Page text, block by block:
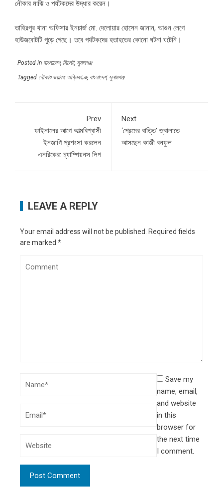
নৌকার মাঝি ও পর্যটকদের উদ্ধার করেন।
তাহিরপুর থানা অফিসার ইনচার্জ মো. দেলোয়ার হোসেন জানান, আগুন লেগে
হাউজবোটটি পুড়ে গেছে। তবে পর্যটকদের হতাহতের কোনো ঘটনা ঘটেনি।
Posted in বাংলাদেশ, সিলেট, সুনামগঞ্জ
Tagged নৌকায় ভয়াবহ অগ্নিকাণ্ড, বাংলাদেশ, সুনামগঞ্জ
Prev
ফাইনালের আগে আত্মবিশ্বাসী
ইনজাগি প্রশংসা করলেন
এনরিকের: চ্যাম্পিয়নস লিগ
Next
‘প্রেমের বাত্তি’ জ্বালাতে
আসছেন কাজী বনফুল
LEAVE A REPLY
Your email address will not be published. Required fields
are marked *
Save my
name, email,
and website
in this
browser for
the next time
I comment.